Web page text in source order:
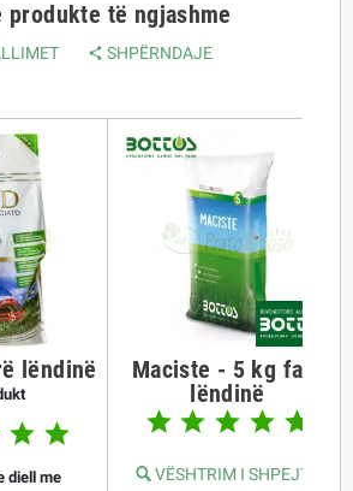
produkte të ngjashme
SHPËRNDAJE
lëndinë
 
diell me
Maciste - 5 kg fara
lëndinë
    
VËSHTRIM I SHPEJTË